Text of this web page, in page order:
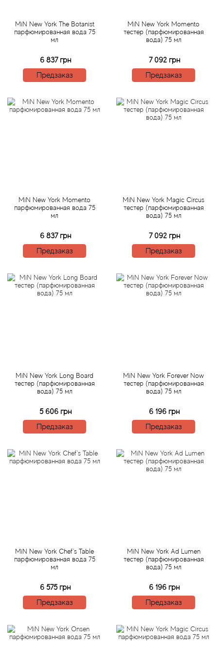
MiN New York The Botanist
парфюмированная вода 75
мл
6 837 грн
Предзаказ
MiN New York Momento
тестер (парфюмированная
вода) 75 мл
7 092 грн
Предзаказ
MiN New York Momento
парфюмированная вода 75
мл
6 837 грн
Предзаказ
MiN New York Magic Circus
тестер (парфюмированная
вода) 75 мл
7 092 грн
Предзаказ
MiN New York Long Board
тестер (парфюмированная
вода) 75 мл
5 606 грн
Предзаказ
MiN New York Forever Now
тестер (парфюмированная
вода) 75 мл
6 196 грн
Предзаказ
MiN New York Chef's Table
парфюмированная вода 75
мл
6 575 грн
Предзаказ
MiN New York Ad Lumen
тестер (парфюмированная
вода) 75 мл
6 196 грн
Предзаказ
Acqua di Parma
Adidas
Aedes de Venustas
Agent Provocateur
Agonist
Aj Arabia (Widian)
Alaia Paris
Alexander McQueen
Alexandre J
American Crew
Amouage
Amouroud
Andre L'Arom